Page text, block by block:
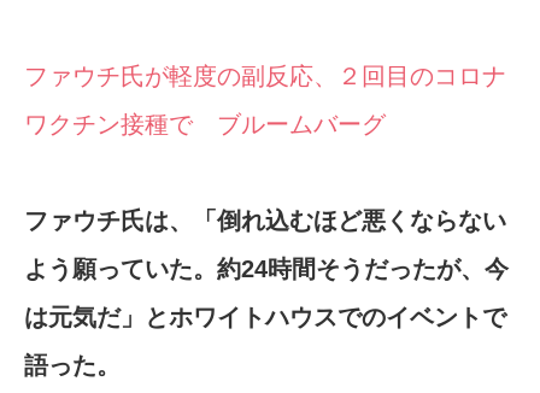
ファウチ氏が軽度の副反応、２回目のコロナ
ワクチン接種で ブルームバーグ
ファウチ氏は、「倒れ込むほど悪くならない
よう願っていた。約24時間そうだったが、今
は元気だ」とホワイトハウスでのイベントで
語った。